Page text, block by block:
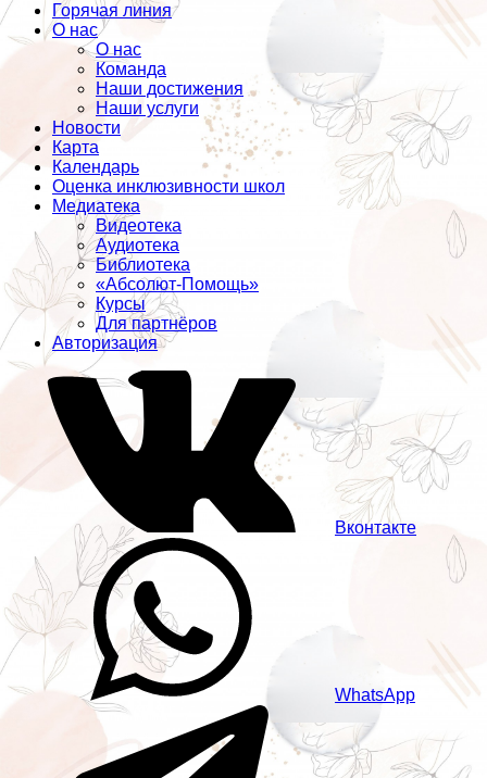
Горячая линия
О нас
О нас
Команда
Наши достижения
Наши услуги
Новости
Карта
Календарь
Оценка инклюзивности школ
Медиатека
Видеотека
Аудиотека
Библиотека
«Абсолют-Помощь»
Курсы
Для партнёров
Авторизация
Вконтакте
WhatsApp